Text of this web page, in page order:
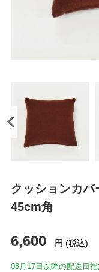
クッションカバ
45cm角
6,600 円 (税込)
08月17日 以降の配送日